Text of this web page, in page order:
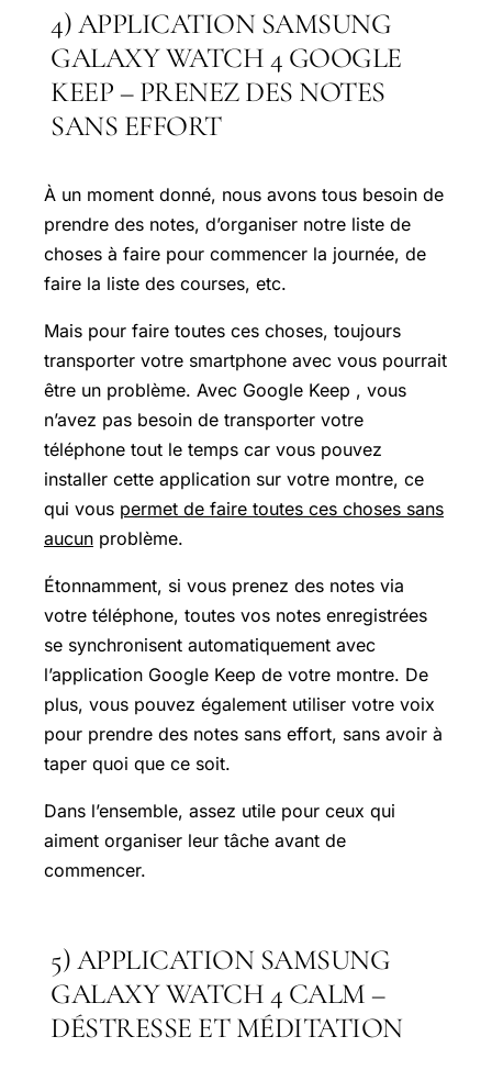
4) APPLICATION SAMSUNG
GALAXY WATCH 4 GOOGLE
KEEP – PRENEZ DES NOTES
SANS EFFORT
À un moment donné, nous avons tous besoin de
prendre des notes, d’organiser notre liste de
choses à faire pour commencer la journée, de
faire la liste des courses, etc.
Mais pour faire toutes ces choses, toujours
transporter votre smartphone avec vous pourrait
être un problème. Avec Google Keep , vous
n’avez pas besoin de transporter votre
téléphone tout le temps car vous pouvez
installer cette application sur votre montre, ce
qui vous permet de faire toutes ces choses sans
aucun problème.
Étonnamment, si vous prenez des notes via
votre téléphone, toutes vos notes enregistrées
se synchronisent automatiquement avec
l’application Google Keep de votre montre. De
plus, vous pouvez également utiliser votre voix
pour prendre des notes sans effort, sans avoir à
taper quoi que ce soit.
Dans l’ensemble, assez utile pour ceux qui
aiment organiser leur tâche avant de
commencer.
5) APPLICATION SAMSUNG
GALAXY WATCH 4 CALM –
DÉSTRESSE ET MÉDITATION